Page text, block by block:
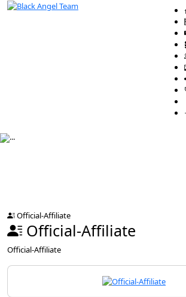
Official-Affiliate
Official-Affiliate
Official-Affiliate